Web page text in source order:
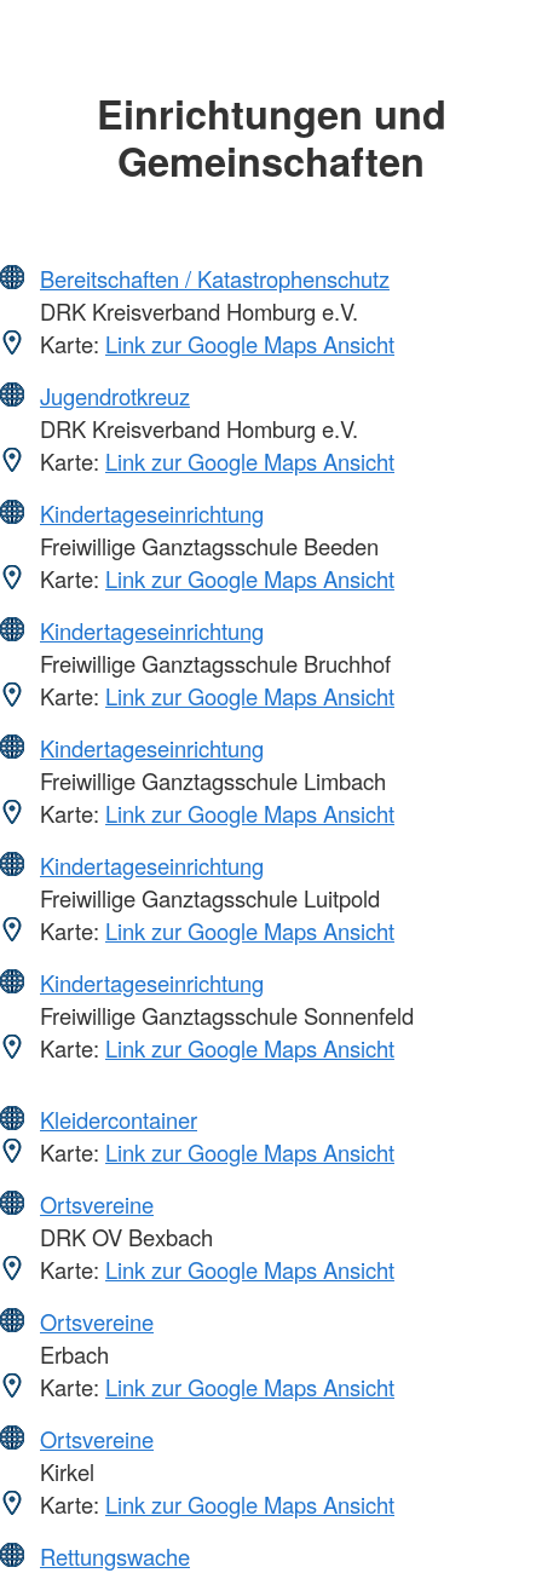
Einrichtungen und
Gemeinschaften
Bereitschaften / Katastrophenschutz
DRK Kreisverband Homburg e.V.
Karte: Link zur Google Maps Ansicht
Jugendrotkreuz
DRK Kreisverband Homburg e.V.
Karte: Link zur Google Maps Ansicht
Kindertageseinrichtung
Freiwillige Ganztagsschule Beeden
Karte: Link zur Google Maps Ansicht
Kindertageseinrichtung
Freiwillige Ganztagsschule Bruchhof
Karte: Link zur Google Maps Ansicht
Kindertageseinrichtung
Freiwillige Ganztagsschule Limbach
Karte: Link zur Google Maps Ansicht
Kindertageseinrichtung
Freiwillige Ganztagsschule Luitpold
Karte: Link zur Google Maps Ansicht
Kindertageseinrichtung
Freiwillige Ganztagsschule Sonnenfeld
Karte: Link zur Google Maps Ansicht
Kleidercontainer
Karte: Link zur Google Maps Ansicht
Ortsvereine
DRK OV Bexbach
Karte: Link zur Google Maps Ansicht
Ortsvereine
Erbach
Karte: Link zur Google Maps Ansicht
Ortsvereine
Kirkel
Karte: Link zur Google Maps Ansicht
Rettungswache